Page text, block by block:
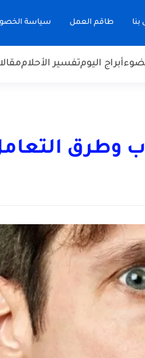
طاقم العمل سياسة
أبراج اليومتفسير الأحلام
وطرق